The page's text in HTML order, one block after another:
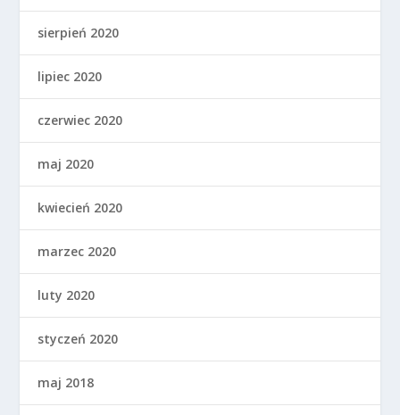
sierpień 2020
lipiec 2020
czerwiec 2020
maj 2020
kwiecień 2020
marzec 2020
luty 2020
styczeń 2020
maj 2018